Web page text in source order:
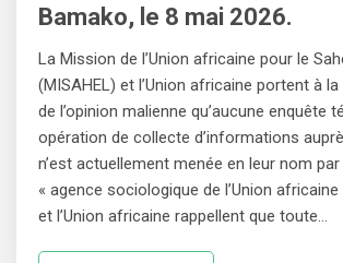
Bamako, le 8 mai 2026.
La Mission de l’Union africaine pour le
(MISAHEL) et l’Union africaine portent à
de l’opinion malienne qu’aucune enquête
opération de collecte d’informations
n’est actuellement menée en leur nom
« agence sociologique de l’Union africaine
et l’Union africaine rappellent que toute…